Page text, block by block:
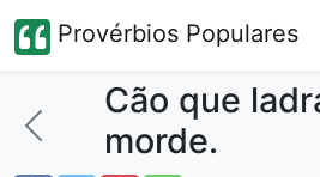
Provérbios Populares
Cão que
morde.